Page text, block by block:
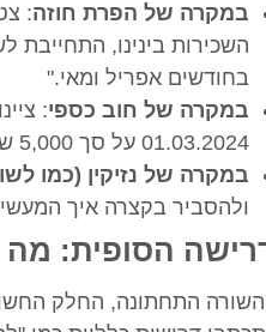
במקרה של הפרת חוזה
בחודשים אפריל ומאי."
במקרה של חוב כספי
01.03.2024 על סך 5,000 ש"ח, עבור שירותי עיצוב שסופקו לך ואושרו על ידך."
במקרה של נזיקין (כמו
ולהסביר בקצרה איך
הסופית: מה
השורה התחתונה, החלק